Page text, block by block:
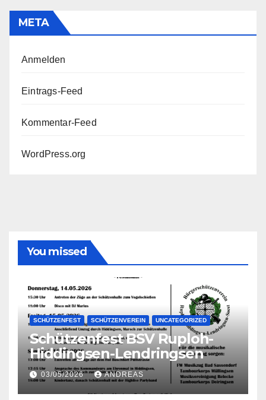
META
Anmelden
Eintrags-Feed
Kommentar-Feed
WordPress.org
You missed
SCHÜTZENFEST SCHÜTZENVEREIN UNCATEGORIZED
Schützenfest BSV Ruploh-
Hiddingsen-Lendringsen
03/05/2026 ANDREAS